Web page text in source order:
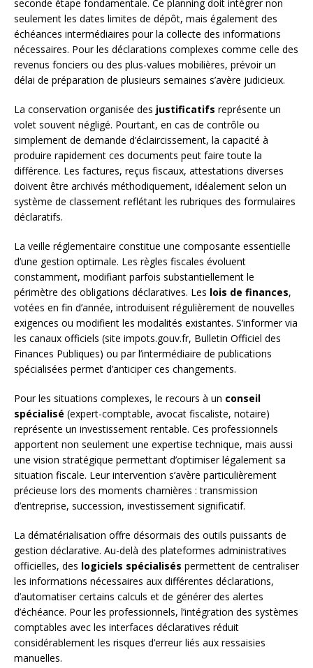
seconde étape fondamentale. Ce planning doit intégrer non
seulement les dates limites de dépôt, mais également des
échéances intermédiaires pour la collecte des informations
nécessaires. Pour les déclarations complexes comme celle des
revenus fonciers ou des plus-values mobilières, prévoir un
délai de préparation de plusieurs semaines s’avère judicieux.
La conservation organisée des justificatifs représente un
volet souvent négligé. Pourtant, en cas de contrôle ou
simplement de demande d’éclaircissement, la capacité à
produire rapidement ces documents peut faire toute la
différence. Les factures, reçus fiscaux, attestations diverses
doivent être archivés méthodiquement, idéalement selon un
système de classement reflétant les rubriques des formulaires
déclaratifs.
La veille réglementaire constitue une composante essentielle
d’une gestion optimale. Les règles fiscales évoluent
constamment, modifiant parfois substantiellement le
périmètre des obligations déclaratives. Les lois de finances,
votées en fin d’année, introduisent régulièrement de nouvelles
exigences ou modifient les modalités existantes. S’informer via
les canaux officiels (site impots.gouv.fr, Bulletin Officiel des
Finances Publiques) ou par l’intermédiaire de publications
spécialisées permet d’anticiper ces changements.
Pour les situations complexes, le recours à un conseil
spécialisé (expert-comptable, avocat fiscaliste, notaire)
représente un investissement rentable. Ces professionnels
apportent non seulement une expertise technique, mais aussi
une vision stratégique permettant d’optimiser légalement sa
situation fiscale. Leur intervention s’avère particulièrement
précieuse lors des moments charnières : transmission
d’entreprise, succession, investissement significatif.
La dématérialisation offre désormais des outils puissants de
gestion déclarative. Au-delà des plateformes administratives
officielles, des logiciels spécialisés permettent de centraliser
les informations nécessaires aux différentes déclarations,
d’automatiser certains calculs et de générer des alertes
d’échéance. Pour les professionnels, l’intégration des systèmes
comptables avec les interfaces déclaratives réduit
considérablement les risques d’erreur liés aux ressaisies
manuelles.